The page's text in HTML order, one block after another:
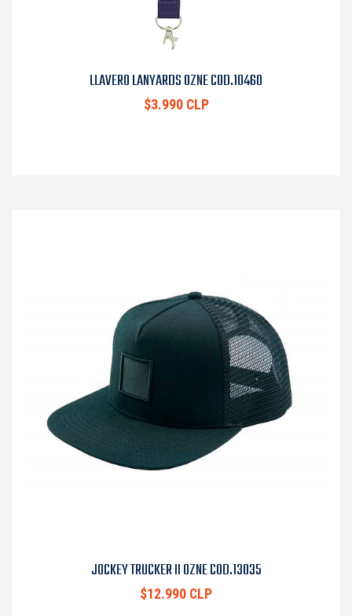
LLAVERO LANYARDS OZNE COD.10460
$3.990 CLP
JOCKEY TRUCKER II OZNE COD.13035
$12.990 CLP